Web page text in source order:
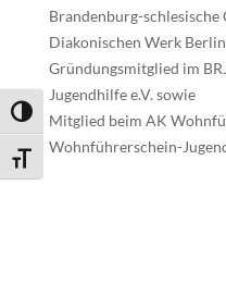
Umschalten auf hohe
Schrift vergrößern
Brandenburg-schlesische
Diakonischen Werk
Gründungsmitglied im
Jugendhilfe e.V. sowie
Mitglied beim AK
Wohnführerschein-